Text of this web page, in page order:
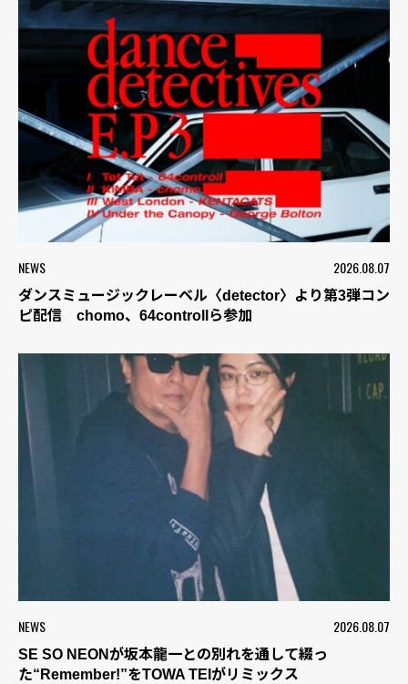
NEWS 2026.08.07
ダンスミュージックレーベル〈detector〉より第3弾コン
ピ配信 chomo、64controllら参加
NEWS 2026.08.07
SE SO NEONが坂本龍一との別れを通して綴っ
た“Remember!”をTOWA TEIがリミックス